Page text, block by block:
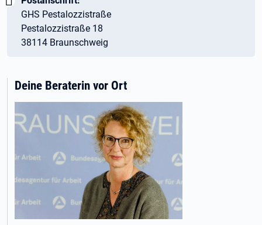
GHS Pestalozzistraße
Pestalozzistraße 18
38114 Braunschweig
Deine Beraterin vor Ort